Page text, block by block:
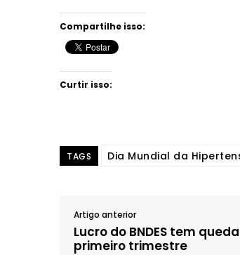
Compartilhe isso:
Curtir isso:
TAGS Dia Mundial da
Artigo anterior
Lucro do BNDES tem
primeiro trimestre